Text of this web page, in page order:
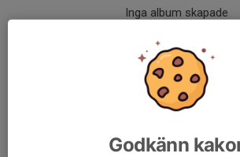
Inga album skapade
Godkänn